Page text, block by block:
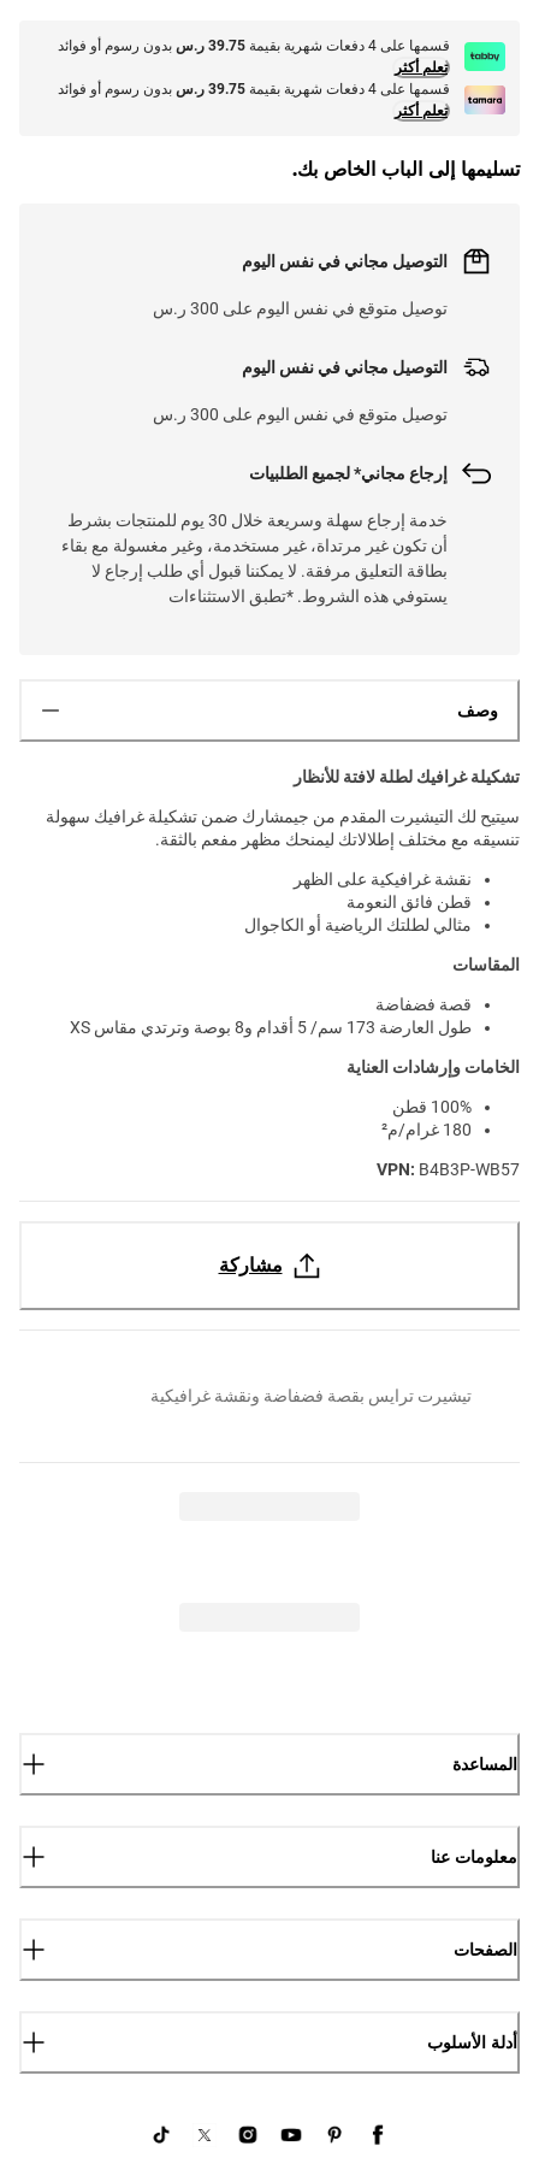
قسمها على 4 دفعات شهرية بقيمة 39.75 ر.س
بدون رسوم أو فوائد
تعلم أكثر
قسمها على 4 دفعات شهرية بقيمة
39.75 ر.س
بدون رسوم أو فوائد
تعلم أكثر
تسليمها إلى الباب الخاص بك.
التوصيل مجاني في نفس اليوم
توصيل متوقع في نفس اليوم على 300 ر.س
التوصيل مجاني في نفس اليوم
توصيل متوقع في نفس اليوم على 300 ر.س
إرجاع مجاني* لجميع الطلبيات
خدمة إرجاع سهلة وسريعة خلال 30 يوم للمنتجات بشرط
أن تكون غير مرتداة، غير مستخدمة، وغير مغسولة مع بقاء
بطاقة التعليق مرفقة. لا يمكننا قبول أي طلب إرجاع لا
يستوفي هذه الشروط. *تطبق الاستثناءات
وصف
تشكيلة غرافيك لطلة لافتة للأنظار
سيتيح لك التيشيرت المقدم من جيمشارك ضمن تشكيلة غرافيك سهولة
تنسيقه مع مختلف إطلالاتك ليمنحك مظهر مفعم بالثقة.
نقشة غرافيكية على الظهر
قطن فائق النعومة
مثالي لطلتك الرياضية أو الكاجوال
المقاسات
قصة فضفاضة
طول العارضة 173 سم/ 5 أقدام و8 بوصة وترتدي مقاس XS
الخامات وإرشادات العناية
100% قطن
180 غرام/م²
VPN: B4B3P-WB57
مشاركة
تيشيرت ترايس بقصة فضفاضة ونقشة غرافيكية
المساعدة
معلومات عنا
الصفحات
أدلة الأسلوب